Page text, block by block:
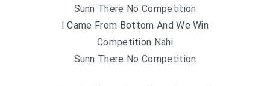
Sunn There No Competition
I Came From Bottom And We Win
Competition Nahi
Sunn There No Competition